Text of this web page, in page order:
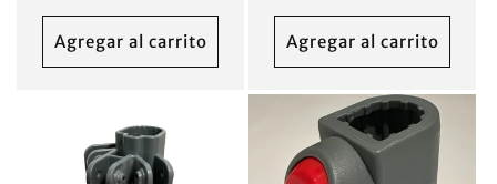
Agregar al carrito
habitual
Agregar al carrito